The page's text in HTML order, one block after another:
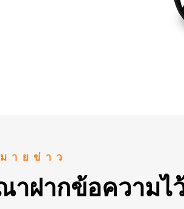
ายข่าว
าฝากข้อความไ